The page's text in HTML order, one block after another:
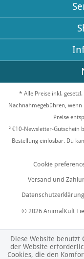
* Alle Preise inkl.
Nachnahmegebühren,
Preise
² €10-Newsletter-Gutschein
Bestellung einlösbar. Du
Cookie
Versand und
Datenschutzerklärung
© 2026 AnimalKult
Diese Website benutzt
der Website
Cookies, die den